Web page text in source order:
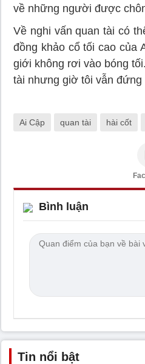
về những người được
Về nghi vấn quan tài có
đồng khảo cổ tối cao của
giới không rơi vào bóng
tài nhưng giờ tôi vẫn đứng
Ai Cập quan tài hài cốt
Bình luận
Tin nổi bật